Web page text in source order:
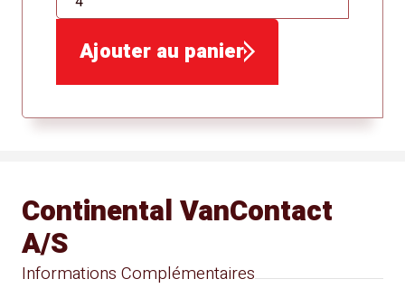
QTÉ
Ajouter au panier
Informations Complémentaires
Continental VanContact
A/S